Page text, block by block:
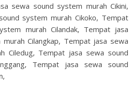
sewa sound system murah Cikini,
system murah Cikoko, Tempat
murah Cilandak, Tempat jasa
Cilangkap, Tempat jasa sewa
Ciledug, Tempat jasa sewa sound
Tempat jasa sewa sound